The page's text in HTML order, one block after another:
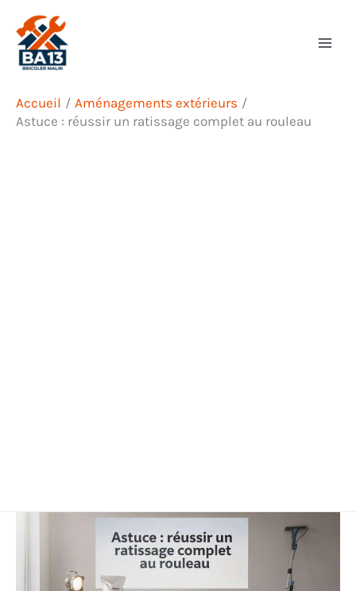
contenu
Accueil
Aménagements extérieurs
Astuce : réussir un ratissage complet au rouleau
Rechercher